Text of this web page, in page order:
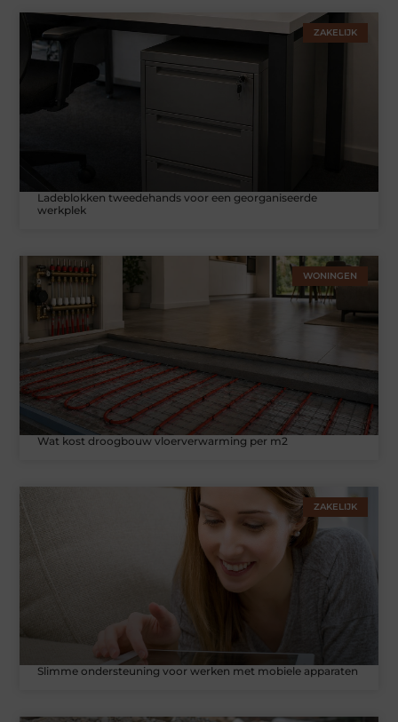
ZAKELIJK
Ladeblokken tweedehands voor een georganiseerde
werkplek
WONINGEN
Wat kost droogbouw vloerverwarming per m2
ZAKELIJK
Slimme ondersteuning voor werken met mobiele apparaten